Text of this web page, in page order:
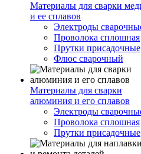
Материалы для сварки
и ее сплавов
Электроды
Проволока сплошная
Прутки присадочные
Флюс сварочный
Материалы для сварки
алюминия и его сплавов
Электроды
Проволока сплошная
Прутки присадочные